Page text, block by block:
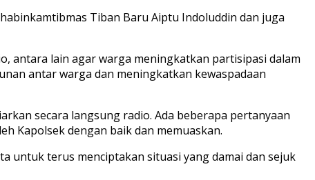
Tiban Baru Aiptu Indoluddin dan juga
antara lain agar warga meningkatkan partisipasi dalam
antar warga dan meningkatkan kewaspadaan
secara langsung radio. Ada beberapa pertanyaan
Kapolsek dengan baik dan memuaskan.
untuk terus menciptakan situasi yang damai dan sejuk